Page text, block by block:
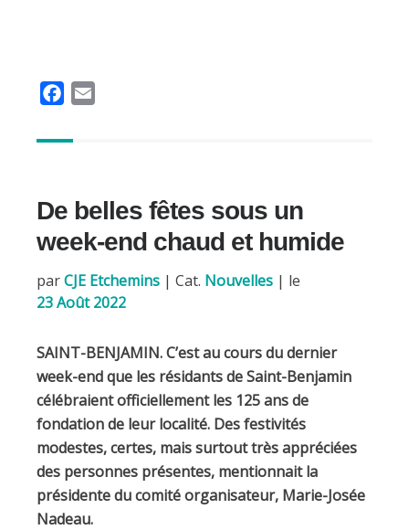
c
o
o
De belles fêtes sous un
week-end chaud et humide
parCJE Etchemins | Cat. Nouvelles | le
23 Août 2022
SAINT-BENJAMIN. C’est au cours du dernier
week-end que les résidants de Saint-Benjamin
célébraient officiellement les 125 ans de
fondation de leur localité. Des festivités
modestes, certes, mais surtout très appréciées
des personnes présentes, mentionnait la
présidente du comité organisateur, Marie-Josée
Nadeau.